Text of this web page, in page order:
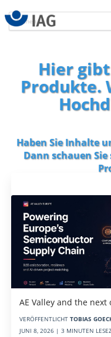
Hier
Produkte.
Haben Sie Inhalte
Dann schauen Sie
AE Valley and the
VERÖFFENTLICHT TOBIAS
JUNI 8, 2026 | 3 MINUTEN